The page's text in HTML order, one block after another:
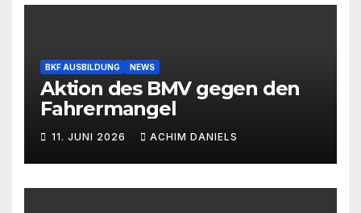
BKF AUSBILDUNG NEWS
Aktion des BMV gegen den
Fahrermangel
11. JUNI 2026 ACHIM DANIELS